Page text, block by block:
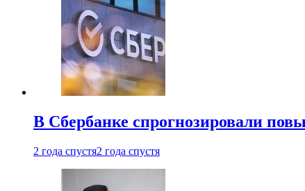
В Сбербанке спрогнозировали
2 года спустя2 года спустя